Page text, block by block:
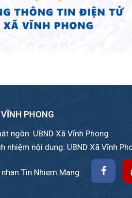
PHONG
ngôn: UBND Xã Vĩnh Phong
nhiệm nội dung: UBND Xã Vĩnh